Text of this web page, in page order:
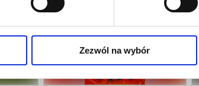
Zezwól na wybór